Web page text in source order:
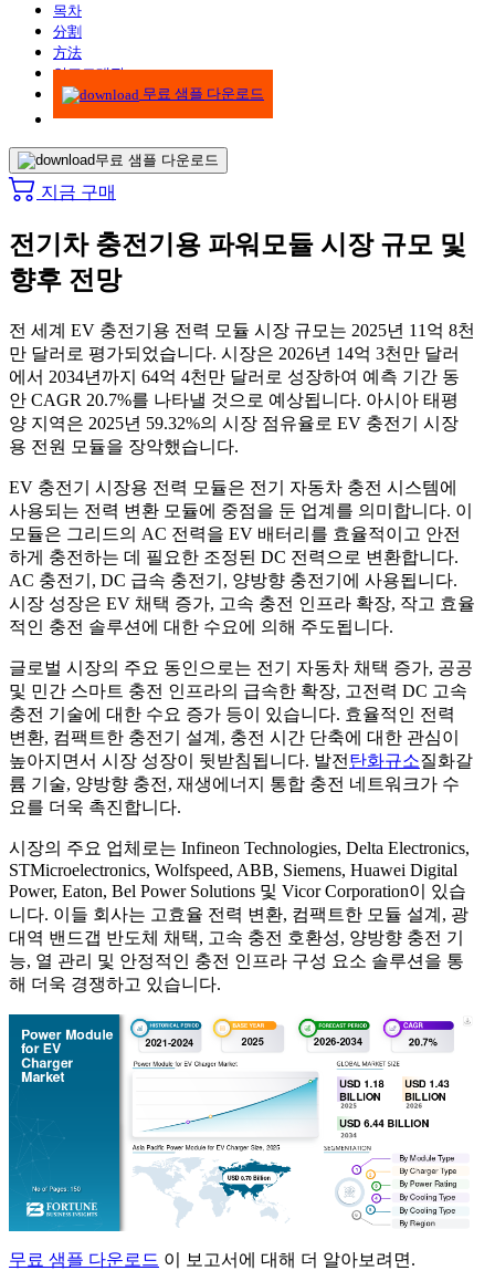
목차
分割
方法
인포그래픽
무료 샘플 다운로드
무료 샘플 다운로드
지금 구매
전기차 충전기용 파워모듈 시장 규모 및
향후 전망
전 세계 EV 충전기용 전력 모듈 시장 규모는 2025년 11억 8천
만 달러로 평가되었습니다. 시장은 2026년 14억 3천만 달러
에서 2034년까지 64억 4천만 달러로 성장하여 예측 기간 동
안 CAGR 20.7%를 나타낼 것으로 예상됩니다. 아시아 태평
양 지역은 2025년 59.32%의 시장 점유율로 EV 충전기 시장
용 전원 모듈을 장악했습니다.
EV 충전기 시장용 전력 모듈은 전기 자동차 충전 시스템에
사용되는 전력 변환 모듈에 중점을 둔 업계를 의미합니다. 이
모듈은 그리드의 AC 전력을 EV 배터리를 효율적이고 안전
하게 충전하는 데 필요한 조정된 DC 전력으로 변환합니다.
AC 충전기, DC 급속 충전기, 양방향 충전기에 사용됩니다.
시장 성장은 EV 채택 증가, 고속 충전 인프라 확장, 작고 효율
적인 충전 솔루션에 대한 수요에 의해 주도됩니다.
글로벌 시장의 주요 동인으로는 전기 자동차 채택 증가, 공공
및 민간 스마트 충전 인프라의 급속한 확장, 고전력 DC 고속
충전 기술에 대한 수요 증가 등이 있습니다. 효율적인 전력
변환, 컴팩트한 충전기 설계, 충전 시간 단축에 대한 관심이
높아지면서 시장 성장이 뒷받침됩니다. 발전 탄화규소질화갈
륨 기술, 양방향 충전, 재생에너지 통합 충전 네트워크가 수
요를 더욱 촉진합니다.
시장의 주요 업체로는 Infineon Technologies, Delta Electronics,
STMicroelectronics, Wolfspeed, ABB, Siemens, Huawei Digital
Power, Eaton, Bel Power Solutions 및 Vicor Corporation이 있습
니다. 이들 회사는 고효율 전력 변환, 컴팩트한 모듈 설계, 광
대역 밴드갭 반도체 채택, 고속 충전 호환성, 양방향 충전 기
능, 열 관리 및 안정적인 충전 인프라 구성 요소 솔루션을 통
해 더욱 경쟁하고 있습니다.
무료 샘플 다운로드 이 보고서에 대해 더 알아보려면.